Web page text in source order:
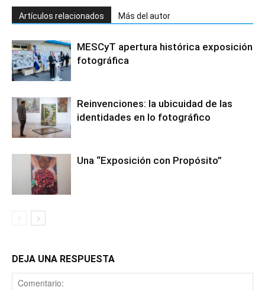
Artículos relacionados Más del autor
MESCyT apertura histórica exposición
fotográfica
Reinvenciones: la ubicuidad de las
identidades en lo fotográfico
Una “Exposición con Propósito”
DEJA UNA RESPUESTA